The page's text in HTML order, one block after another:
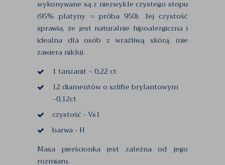
wykonywane są z niezwykle czystego stopu
(95% platyny = próba 950). Jej czystość
sprawia, że jest naturalnie hipoalergiczna i
idealna dla osób z wrażliwą skórą. (nie
zawiera niklu).
1 tanzanit ~ 0,22 ct
12 diamentów o szlifie brylantowym
~0,12ct
czystość - Vs1
barwa - H
Masa pierścionka jest zależna od jego
rozmiaru.